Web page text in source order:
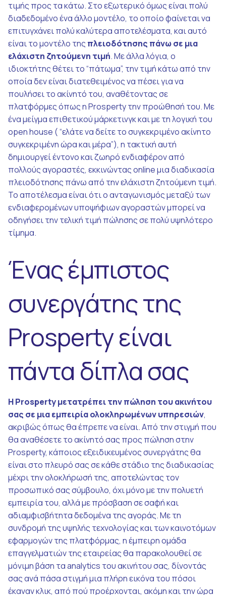
τιμής προς τα κάτω. Στο εξωτερικό όμως είναι πολύ
διαδεδομένο ένα άλλο μοντέλο, το οποίο φαίνεται να
επιτυγχάνει πολύ καλύτερα αποτελέσματα, και αυτό
είναι το μοντέλο της πλειοδότησης πάνω σε μια
ελάχιστη ζητούμενη τιμή. Με άλλα λόγια, ο
ιδιοκτήτης θέτει το “πάτωμα”, την τιμή κάτω από την
οποία δεν είναι διατεθειμένος να πέσει για να
πουλήσει το ακίνητό του, αναθέτοντας σε
πλατφόρμες όπως η Prosperty την προώθησή του. Με
ένα μείγμα επιθετικού μάρκετινγκ και με τη λογική του
open house ( “ελάτε να δείτε το συγκεκριμένο ακίνητο
συγκεκριμένη ώρα και μέρα”), η τακτική αυτή
δημιουργεί έντονο και ζωηρό ενδιαφέρον από
πολλούς αγοραστές, εκκινώντας online μια διαδικασία
πλειοδότησης πάνω από την ελάχιστη ζητούμενη τιμή.
Το αποτέλεσμα είναι ότι ο ανταγωνισμός μεταξύ των
ενδιαφερομένων υποψήφιων αγοραστών μπορεί να
οδηγήσει την τελική τιμή πώλησης σε πολύ υψηλότερο
τίμημα.
Ένας έμπιστος
συνεργάτης της
Prosperty είναι
πάντα δίπλα σας
Η Prosperty μετατρέπει την πώληση του ακινήτου
σας σε μια εμπειρία ολοκληρωμένων υπηρεσιών,
ακριβώς όπως θα έπρεπε να είναι.Από την στιγμή που
θα αναθέσετε το ακίνητό σας προς πώληση στην
Prosperty, κάποιος εξειδικευμένος συνεργάτης θα
είναι στο πλευρό σας σε κάθε στάδιο της διαδικασίας
μέχρι την ολοκλήρωσή της, αποτελώντας τον
προσωπικό σας σύμβουλο, όχι μόνο με την πολυετή
εμπειρία του, αλλά με πρόσβαση σε σαφή και
αδιαμφισβήτητα δεδομένα της αγοράς. Με τη
συνδρομή της υψηλής τεχνολογίας και των καινοτόμων
εφαρμογών της πλατφόρμας, η έμπειρη ομάδα
επαγγελματιών της εταιρείας θα παρακολουθεί σε
μόνιμη βάση τα analytics του ακινήτου σας, δίνοντάς
σας ανά πάσα στιγμή μια πλήρη εικόνα του πόσοι
έκαναν κλικ, από πού προέρχονται, ακόμη και την ώρα